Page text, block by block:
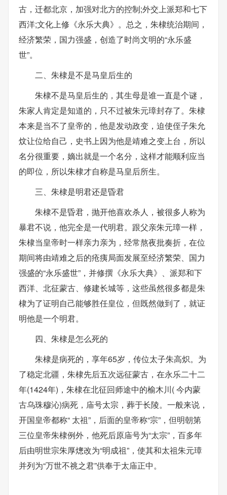
古，迁都北京，加强对北方的控制;外交上派郑和七下
西洋;文化上修《永乐大典》。总之，朱棣统治期间，
经济繁荣，国力强盛，创造了时尚文明的“永乐盛
世”。
二、朱棣是不是马皇后生的
朱棣不是马皇后生的，其生母是谁一直是个谜，
朱家人肯定是知道的，只不过被朱元璋封存了。朱棣
本来是当不了皇帝的，他是发动政变，迫使侄子朱允
炆让位给自己，史书上因为他是靖难之变上台，所以
名分很重要，嫡出就是一个名分，这样才能顺利应当
的即位，所以朱棣才自称是马皇后所生。
三、朱棣是明君还是昏君
朱棣不是昏君，抛开他喜欢杀人，被很多人称为
暴君不说，他完全是一代明君。跟父亲朱元璋一样，
朱棣当皇帝时一样亲力亲为，经常熬夜批奏折，在位
期间将由靖难之后的疮痍局面发展至经济繁荣、国力
强盛的“永乐盛世”，并修撰《永乐大典》、派郑和下
西洋、北征蒙古、修建长城等，这些虽然很多都是朱
棣为了证明自己能够胜任皇位，但既然做到了，就证
明他是一个明君。
四、朱棣是怎么死的
朱棣是病死的，享年65岁，传位太子朱高炽。为
了稳定北疆，朱棣先后五次远征蒙古，在永乐二十二
年(1424年)，朱棣在北征回师途中的榆木川( 今内蒙
古乌珠穆沁)病死，庙号太宗，葬于长陵。一般来说，
开国皇帝都称“ 太祖”，后面的皇帝称“宗”，但明朝第
三位皇帝朱棣例外，他死后原庙号为“太宗”，百多年
后由明世宗朱厚熜改为“明成祖”，使其和太祖朱元璋
并列为“万世不祧之君”供奉于太庙正中。